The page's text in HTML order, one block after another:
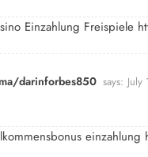
Einzahlung Freispiele
darinforbes850 says:
einzahlung